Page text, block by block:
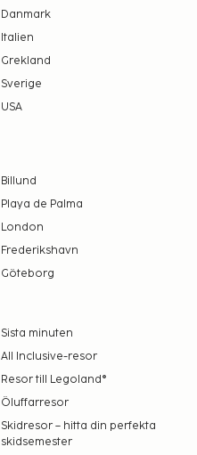
Danmark
Italien
Grekland
Sverige
USA
Billund
Playa de Palma
London
Frederikshavn
Göteborg
Sista minuten
All Inclusive-resor
Resor till Legoland®
Öluffarresor
Skidresor – hitta din perfekta
skidsemester